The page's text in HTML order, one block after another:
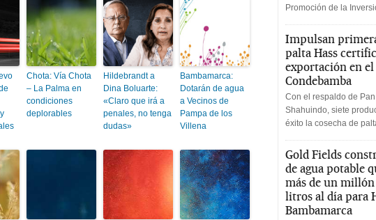
Chota: Vía Chota
– La Palma en
condiciones
deplorables
Hildebrandt a
Dina Boluarte:
«Claro que irá a
penales, no tenga
dudas»
Bambamarca:
Dotarán de agua
a Vecinos de
Pampa de los
Villena
Promoción de la
Impulsan
palta Hass
exportación en el
Condebamba
Con el respaldo de
Shahuindo, siete
éxito la cosecha de
Gold Fields
de agua potable
más de un
litros al día para
Bambamarca